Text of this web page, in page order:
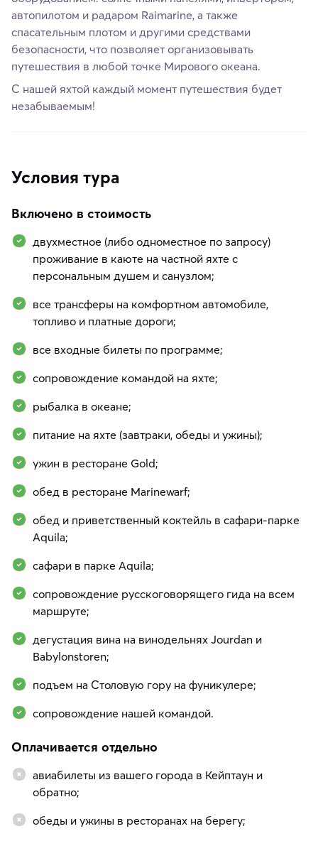
автопилотом и радаром Raimarine, а также
спасательным плотом и другими средствами
безопасности, что позволяет организовывать
путешествия в любой точке Мирового океана.
С нашей яхтой каждый момент путешествия будет
незабываемым!
Условия тура
Включено в стоимость
двухместное (либо одноместное по запросу)
проживание в каюте на частной яхте с
персональным душем и санузлом;
все трансферы на комфортном автомобиле,
топливо и платные дороги;
все входные билеты по программе;
сопровождение командой на яхте;
рыбалка в океане;
питание на яхте (завтраки, обеды и ужины);
ужин в ресторане Gold;
обед в ресторане Marinewarf;
обед и приветственный коктейль в сафари-парке
Aquila;
сафари в парке Aquila;
сопровождение русскоговорящего гида на всем
маршруте;
дегустация вина на винодельнях Jourdan и
Babylonstoren;
подъем на Столовую гору на фуникулере;
сопровождение нашей командой.
Оплачивается отдельно
авиабилеты из вашего города в Кейптаун и
обратно;
обеды и ужины в ресторанах на берегу;